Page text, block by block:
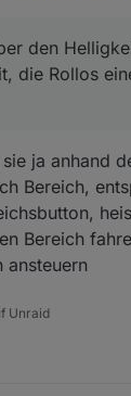
den
die Rollos
ja anhand
Bereich,
Bereich
ansteuern
Unraid